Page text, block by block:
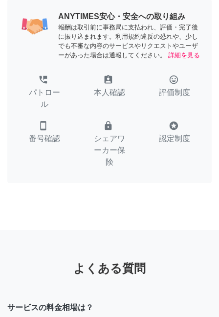
ANYTIMES安心・安全への取り組み
報酬は取引前に事務局に支払われ、評価・完了後
に振り込まれます。利用規約違反の恐れや、少し
でも不審な内容のサービスやリクエストやユーザ
ーがあった場合は通報してください。
詳細を見る
perm_phone_msg
パトロー
ル
assignment_ind
本人確認
tag_faces
評価制度
smartphone
番号確認
lock
シェアワ
ーカー保
険
stars
認定制度
よくある質問
サービスの料金相場は？